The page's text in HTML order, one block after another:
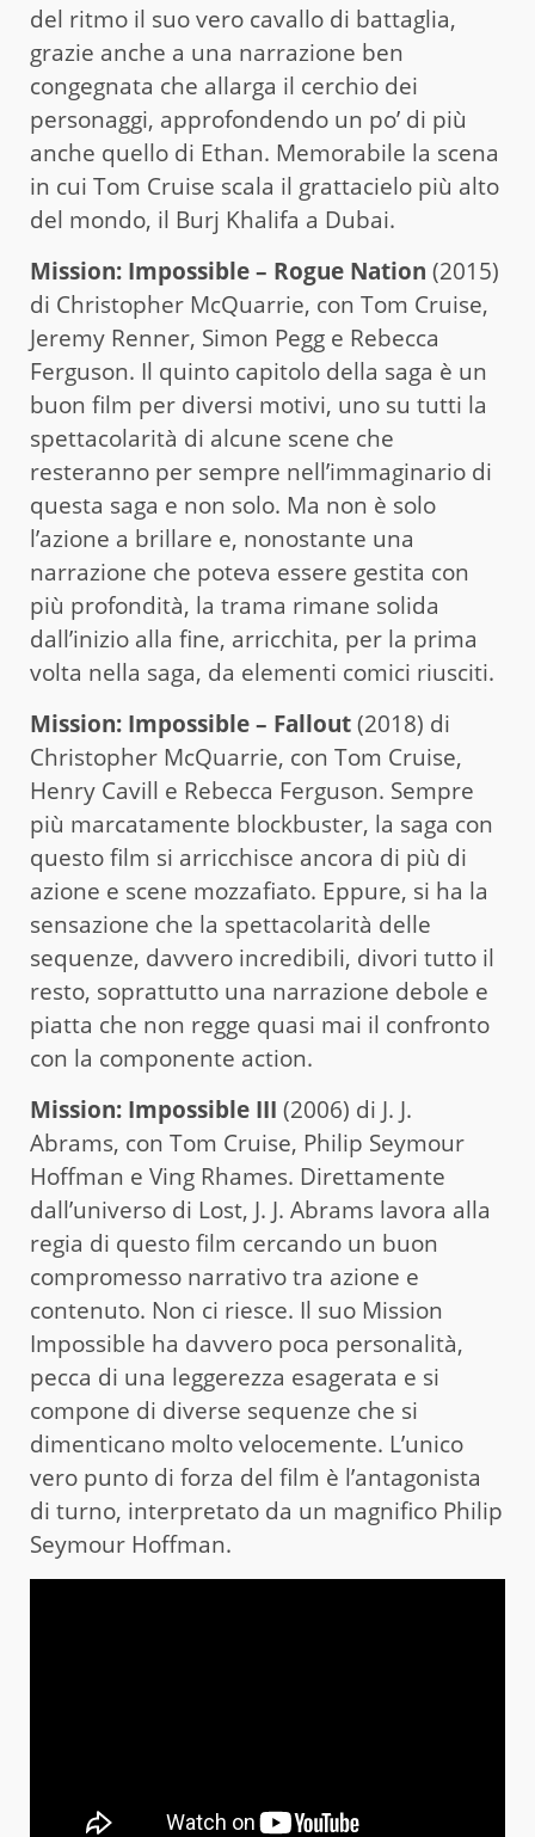
del ritmo il suo vero cavallo di battaglia,
grazie anche a una narrazione ben
congegnata che allarga il cerchio dei
personaggi, approfondendo un po’ di più
anche quello di Ethan. Memorabile la scena
in cui Tom Cruise scala il grattacielo più alto
del mondo, il Burj Khalifa a Dubai.
Mission: Impossible – Rogue Nation (2015)
di Christopher McQuarrie, con Tom Cruise,
Jeremy Renner, Simon Pegg e Rebecca
Ferguson. Il quinto capitolo della saga è un
buon film per diversi motivi, uno su tutti la
spettacolarità di alcune scene che
resteranno per sempre nell’immaginario di
questa saga e non solo. Ma non è solo
l’azione a brillare e, nonostante una
narrazione che poteva essere gestita con
più profondità, la trama rimane solida
dall’inizio alla fine, arricchita, per la prima
volta nella saga, da elementi comici riusciti.
Mission: Impossible – Fallout(2018) di
Christopher McQuarrie, con Tom Cruise,
Henry Cavill e Rebecca Ferguson. Sempre
più marcatamente blockbuster, la saga con
questo film si arricchisce ancora di più di
azione e scene mozzafiato. Eppure, si ha la
sensazione che la spettacolarità delle
sequenze, davvero incredibili, divori tutto il
resto, soprattutto una narrazione debole e
piatta che non regge quasi mai il confronto
con la componente action.
Mission: Impossible III (2006) di J. J.
Abrams, con Tom Cruise, Philip Seymour
Hoffman e Ving Rhames. Direttamente
dall’universo di Lost, J. J. Abrams lavora alla
regia di questo film cercando un buon
compromesso narrativo tra azione e
contenuto. Non ci riesce. Il suo Mission
Impossible ha davvero poca personalità,
pecca di una leggerezza esagerata e si
compone di diverse sequenze che si
dimenticano molto velocemente. L’unico
vero punto di forza del film è l’antagonista
di turno, interpretato da un magnifico Philip
Seymour Hoffman.